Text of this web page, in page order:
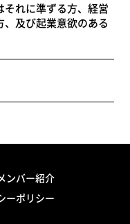
れに準ずる方、経営
及び起業意欲のある
ンバー紹介
ーポリシー